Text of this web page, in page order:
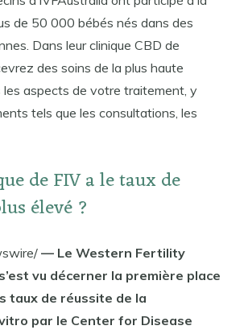
de 50 000 bébés nés dans des
Dans leur clinique CBD de
des soins de la plus haute
les aspects de votre traitement, y
tels que les consultations, les
de FIV a le taux de
élevé ?
— Le Western Fertility
vu décerner la première place
taux de réussite de la
par le Center for Disease